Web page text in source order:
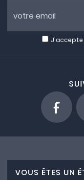
J'accepte
VOUS ÊTES UN